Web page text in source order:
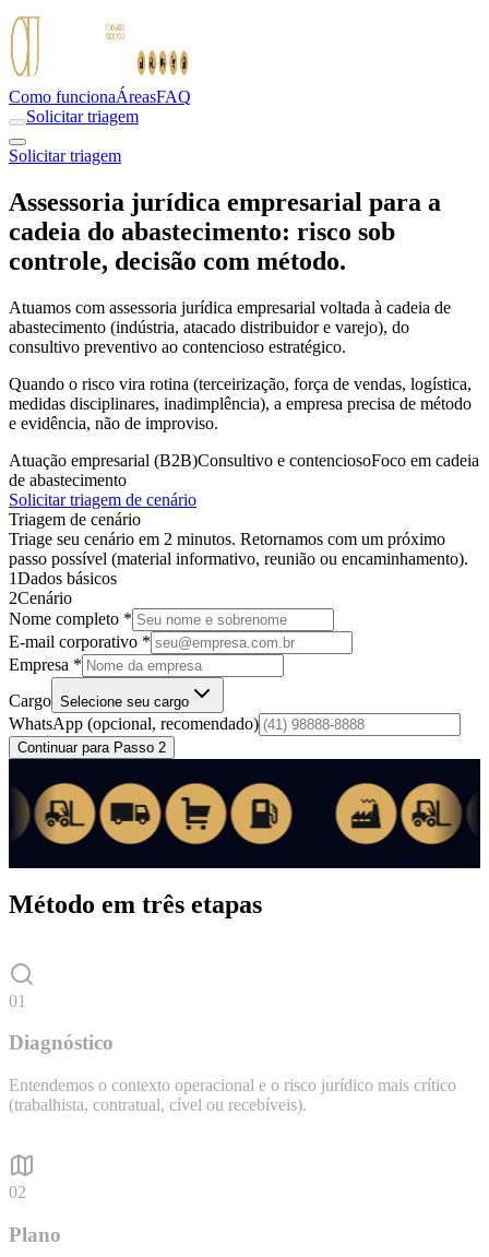
Como funcionaÁreasFAQ
Solicitar triagem
Solicitar triagem
Assessoria jurídica empresarial para a
cadeia do abastecimento: risco sob
controle, decisão com método.
Atuamos com assessoria jurídica empresarial voltada à cadeia de
abastecimento (indústria, atacado distribuidor e varejo), do
consultivo preventivo ao contencioso estratégico.
Quando o risco vira rotina (terceirização, força de vendas, logística,
medidas disciplinares, inadimplência), a empresa precisa de método
e evidência, não de improviso.
Atuação empresarial (B2B)Consultivo e contenciosoFoco em cadeia
de abastecimento
Solicitar triagem de cenário
Triagem de cenário
Triage seu cenário em 2 minutos. Retornamos com um próximo
passo possível (material informativo, reunião ou encaminhamento).
1Dados básicos
2Cenário
Nome completo *
E-mail corporativo *
Empresa *
Cargo Selecione seu cargo
WhatsApp (opcional, recomendado)
Continuar para Passo 2
Método em três etapas
01
Diagnóstico
Entendemos o contexto operacional e o risco jurídico mais crítico
(trabalhista, contratual, cível ou recebíveis).
02
Plano